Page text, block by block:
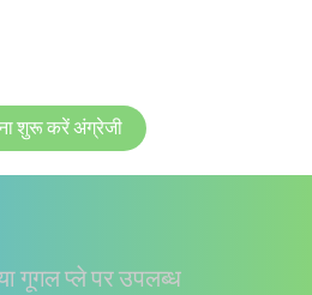
शुरू करें अंग्रेजी
गूगल प्ले पर उपलब्ध